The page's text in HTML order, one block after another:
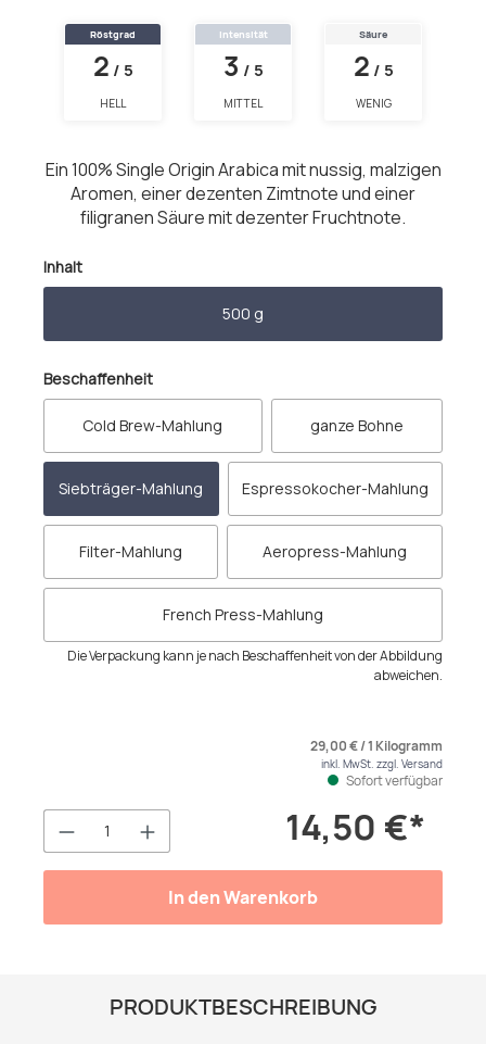
Röstgrad
2 / 5
HELL
Intensität
3 / 5
MITTEL
Säure
2 / 5
WENIG
Ein 100% Single Origin Arabica mit nussig, malzigen
Aromen, einer dezenten Zimtnote und einer
filigranen Säure mit dezenter Fruchtnote.
Inhaltauswählen
500 g
Beschaffenheitauswählen
Cold Brew-Mahlung ganze Bohne
Siebträger-Mahlung Espressokocher-Mahlung
Filter-Mahlung Aeropress-Mahlung
French Press-Mahlung
Die Verpackung kann je nach Beschaffenheit von der Abbildung
abweichen.
Produkt Anzahl: Gib den14,50 €*
29,00 € / 1 Kilogramm
inkl. MwSt. zzgl. Versand
Sofort verfügbar
In den Warenkorb
PRODUKTBESCHREIBUNG